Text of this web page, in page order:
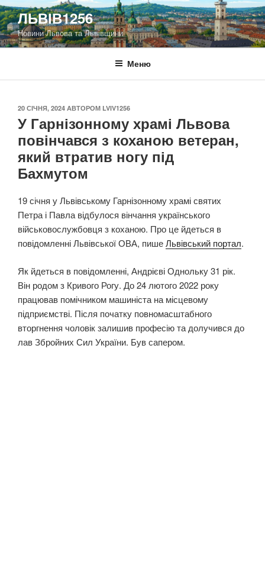
Перейти
до
вмісту
ЛЬВІВ1256
Новини Львова та Львівщини
Меню
ОПУБЛІКОВАНО
20 СІЧНЯ, 2024 АВТОРОМ LVIV1256
У Гарнізонному храмі Львова
повінчався з коханою ветеран,
який втратив ногу під
Бахмутом
19 січня у Львівському Гарнізонному храмі святих
Петра і Павла відбулося вінчання українського
військовослужбовця з коханою. Про це йдеться в
повідомленні Львівської ОВА, пишеЛьвівський портал.
Як йдеться в повідомленні, Андрієві Однольку 31 рік.
Він родом з Кривого Рогу. До 24 лютого 2022 року
працював помічником машиніста на місцевому
підприємстві. Після початку повномасштабного
вторгнення чоловік залишив професію та долучився до
лав Збройних Сил України. Був сапером.